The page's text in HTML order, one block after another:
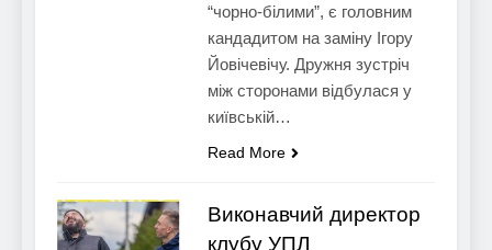
“чорно-білими”, є головним
кандадитом на заміну Ігору
Йовічевічу. Дружня зустріч
між сторонами відбулася у
київській…
Read More
Виконавчий директор
клубу УПЛ